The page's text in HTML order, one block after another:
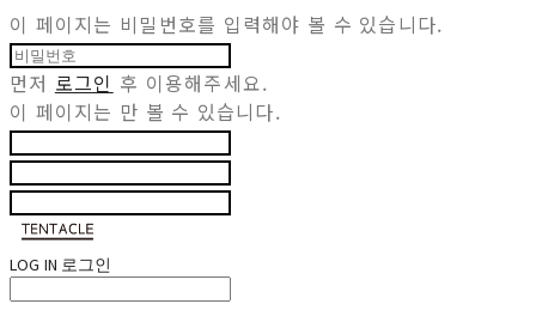
이 페이지는 비밀번호를 입력해야 볼 수 있습니다.
먼저 로그인 후 이용해주세요.
이 페이지는 만 볼 수 있습니다.
LOG IN 로그인